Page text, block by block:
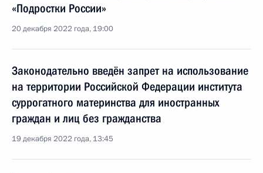
«Подростки России»
20 декабря 2022 года, 19:00
Законодательно введён запрет на использование
на территории Российской Федерации института
суррогатного материнства для иностранных
граждан и лиц без гражданства
19 декабря 2022 года, 13:45